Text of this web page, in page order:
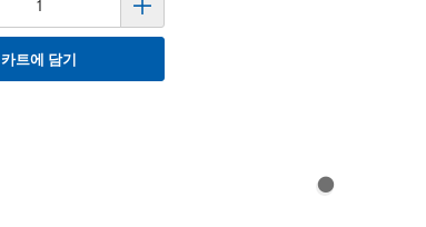
카트에 담기